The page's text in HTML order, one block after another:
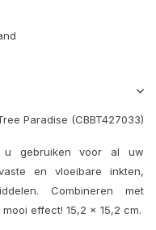
Paradise (CBBT427033)
u gebruiken voor al uw
en vloeibare inkten,
Combineren met
effect! 15,2 x 15,2 cm.